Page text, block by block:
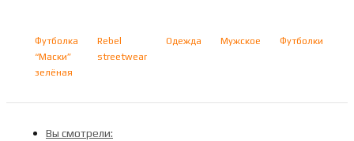
Футболка
“Маски”
зелёная
Rebel
streetwear
Одежда Мужское Футболки
Вы смотрели: